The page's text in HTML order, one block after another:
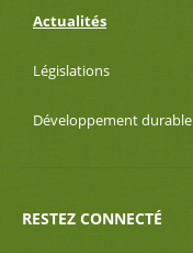
Actualités
Législations
Développement durable
RESTEZ CONNECTÉ